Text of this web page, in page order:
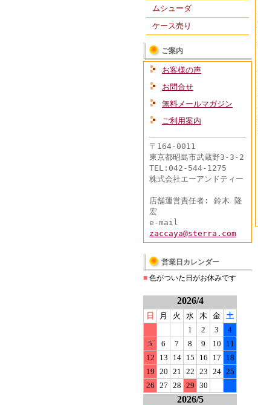
ムシューダ
ケース売り
ご案内
お客様の声
お問合せ
無料メールマガジン
ご利用案内
〒164-0011
東京都昭島市武蔵野3-3-2
TEL:042-544-1275
株式会社エーアンドティー
店舗運営責任者: 鈴木 隆
宏
e-mail
zaccaya@sterra.com
営業日カレンダー
■ 色がついた日がお休みです
2026/4
日 月 火 水 木 金 土
1
2 3
4
5
6 7 8 9 10
11
12
13 14 15 16 17
18
19 20 21 22 23 24 25
26 27 28 29 30
2026/5